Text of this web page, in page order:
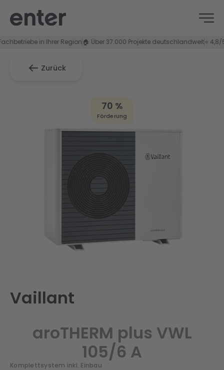
in Ihrer Region 🏠 Über 37.000 Projekte deutschlandweit⭐ 4,8/5
Zurück
70 %
Förderung
Vaillant
aroTHERM plus VWL
105/6 A
Komplettsystem inkl. Einbau